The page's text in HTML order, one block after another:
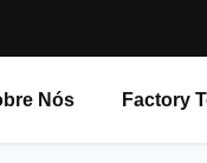
Nós Factory